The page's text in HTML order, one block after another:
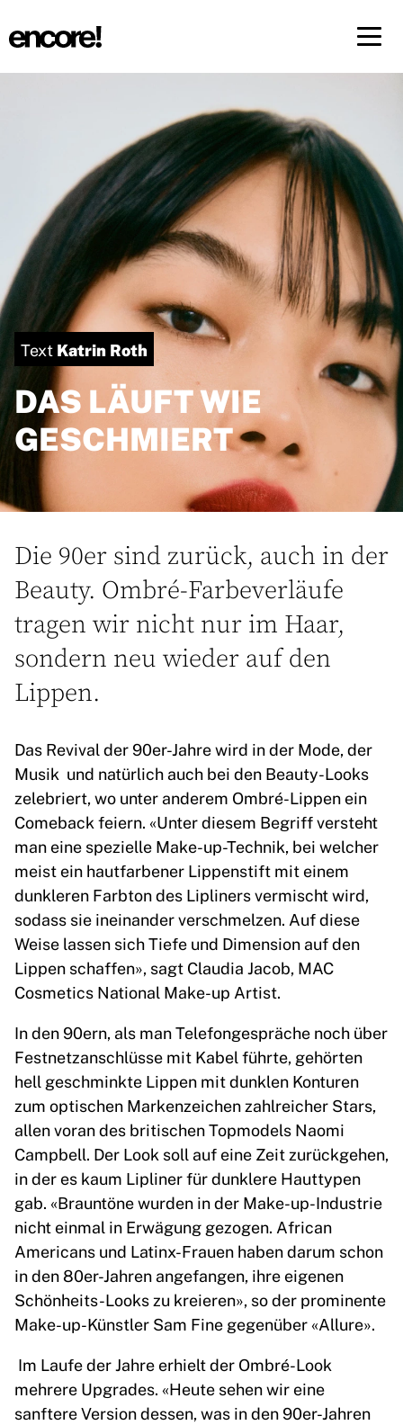
Text Katrin Roth
DAS LÄUFT WIE
GESCHMIERT
Die 90er sind zurück, auch in der
Beauty. Ombré-Farbeverläufe
tragen wir nicht nur im Haar,
sondern neu wieder auf den
Lippen.
Das Revival der 90er-Jahre wird in der Mode, der
Musik und natürlich auch bei den Beauty-Looks
zelebriert, wo unter anderem Ombré-Lippen ein
Comeback feiern. «Unter diesem Begriff versteht
man eine spezielle Make-up-Technik, bei welcher
meist ein hautfarbener Lippenstift mit einem
dunkleren Farbton des Lipliners vermischt wird,
sodass sie ineinander verschmelzen. Auf diese
Weise lassen sich Tiefe und Dimension auf den
Lippen schaffen», sagt Claudia Jacob, MAC
Cosmetics National Make-up Artist.
In den 90ern, als man Telefongespräche noch über
Festnetzanschlüsse mit Kabel führte, gehörten
hell geschminkte Lippen mit dunklen Konturen
zum optischen Markenzeichen zahlreicher Stars,
allen voran des britischen Topmodels Naomi
Campbell. Der Look soll auf eine Zeit zurückgehen,
in der es kaum Lipliner für dunklere Hauttypen
gab. «Brauntöne wurden in der Make-up-Industrie
nicht einmal in Erwägung gezogen. African
Americans und Latinx-Frauen haben darum schon
in den 80er-Jahren angefangen, ihre eigenen
Schönheits-Looks zu kreieren», so der prominente
Make-up-Künstler Sam Fine gegenüber «Allure».
Im Laufe der Jahre erhielt der Ombré-Look
mehrere Upgrades. «Heute sehen wir eine
sanftere Version dessen, was in den 90er-Jahren